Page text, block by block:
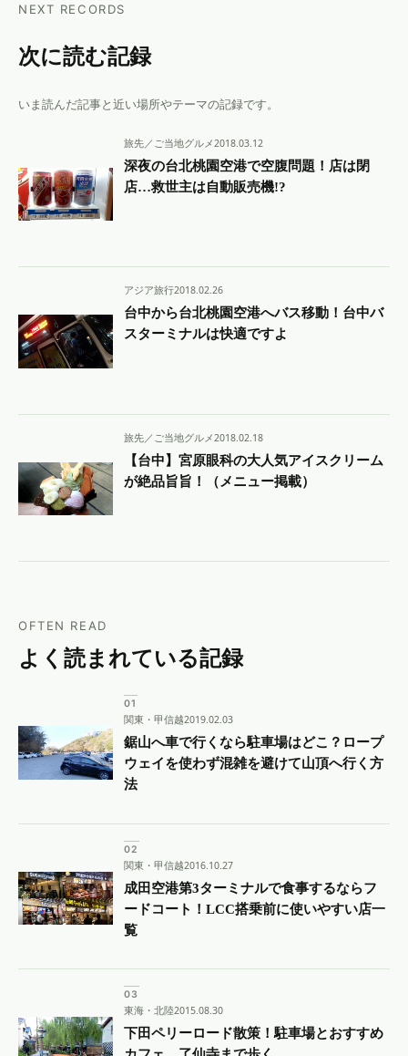
NEXT RECORDS
次に読む記録
いま読んだ記事と近い場所やテーマの記録です。
旅先／ご当地グルメ 2018.03.12
深夜の台北桃園空港で空腹問題！店は閉
店…救世主は自動販売機!?
アジア旅行2018.02.26
台中から台北桃園空港へバス移動！台中バ
スターミナルは快適ですよ
旅先／ご当地グルメ 2018.02.18
【台中】宮原眼科の大人気アイスクリーム
が絶品旨旨！（メニュー掲載）
OFTEN READ
よく読まれている記録
関東・甲信越2019.02.03
鋸山へ車で行くなら駐車場はどこ？ロープ
ウェイを使わず混雑を避けて山頂へ行く方
法
関東・甲信越2016.10.27
成田空港第3ターミナルで食事するならフ
ードコート！LCC搭乗前に使いやすい店一
覧
東海・北陸2015.08.30
下田ペリーロード散策！駐車場とおすすめ